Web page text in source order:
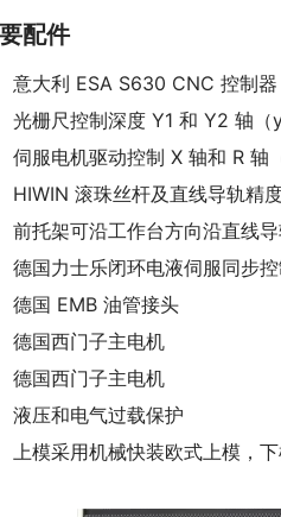
配件
意大利 ESA S630 CNC 控制器
光栅尺控制深度 Y1 和 Y2 轴（
伺服电机驱动控制 X 轴和 R 轴
HIWIN 滚珠丝杆及直线导轨精
前托架可沿工作台方向沿直线
德国力士乐闭环电液伺服同步
德国 EMB 油管接头
德国西门子主电机
德国西门子主电机
液压和电气过载保护
上模采用机械快装欧式上模，